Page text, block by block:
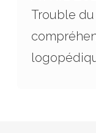
Trouble